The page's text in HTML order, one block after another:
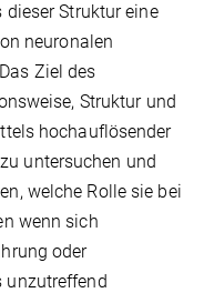
Struktur eine
neuronalen
Ziel des
Struktur und
hochauflösender
untersuchen und
welche Rolle sie bei
wenn sich
oder
unzutreffend